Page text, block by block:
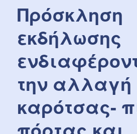
Πρόσκληση
εκδήλωσης
την αλλαγή
καρότσας-